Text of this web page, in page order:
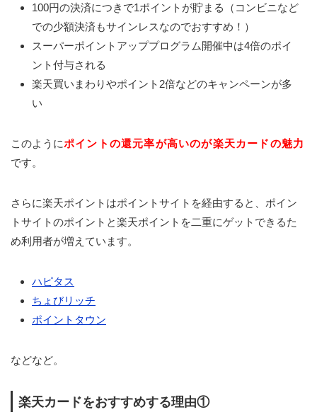
100円の決済につきで1ポイントが貯まる（コンビニなど
での少額決済もサインレスなのでおすすめ！）
スーパーポイントアッププログラム開催中は4倍のポイ
ント付与される
楽天買いまわりやポイント2倍などのキャンペーンが多
い
このようにポイントの還元率が高いのが楽天カードの魅力
です。
さらに楽天ポイントはポイントサイトを経由すると、ポイン
トサイトのポイントと楽天ポイントを二重にゲットできるた
め利用者が増えています。
ハピタス
ちょびリッチ
ポイントタウン
などなど。
楽天カードをおすすめする理由①